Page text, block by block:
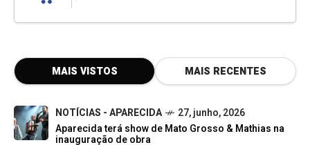
MAIS VISTOS MAIS RECENTES
NOTÍCIAS - APARECIDA
27, junho, 2026
Aparecida terá show de Mato Grosso & Mathias na
inauguração de obra